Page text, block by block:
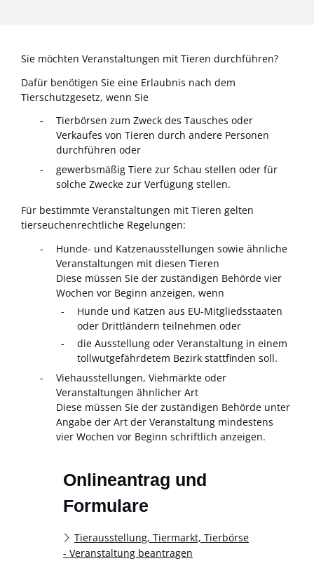
Sie möchten Veranstaltungen mit Tieren durchführen?
Dafür benötigen Sie eine Erlaubnis nach dem
Tierschutzgesetz, wenn Sie
Tierbörsen zum Zweck des Tausches oder
Verkaufes von Tieren durch andere Personen
durchführen oder
gewerbsmäßig Tiere zur Schau stellen oder für
solche Zwecke zur Verfügung stellen.
Für bestimmte Veranstaltungen mit Tieren gelten
tierseuchenrechtliche Regelungen:
Hunde- und Katzenausstellungen sowie ähnliche
Veranstaltungen mit diesen Tieren
Diese müssen Sie der zuständigen Behörde vier
Wochen vor Beginn anzeigen, wenn
Hunde und Katzen aus EU-Mitgliedsstaaten
oder Drittländern teilnehmen oder
die Ausstellung oder Veranstaltung in einem
tollwutgefährdetem Bezirk stattfinden soll.
Viehausstellungen, Viehmärkte oder
Veranstaltungen ähnlicher Art
Diese müssen Sie der zuständigen Behörde unter
Angabe der Art der Veranstaltung mindestens
vier Wochen vor Beginn schriftlich anzeigen.
Onlineantrag und
Formulare
Tierausstellung, Tiermarkt, Tierbörse
- Veranstaltung beantragen